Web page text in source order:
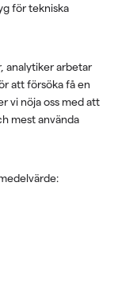
för tekniska
analytiker arbetar
att försöka få en
vi nöja oss med att
mest använda